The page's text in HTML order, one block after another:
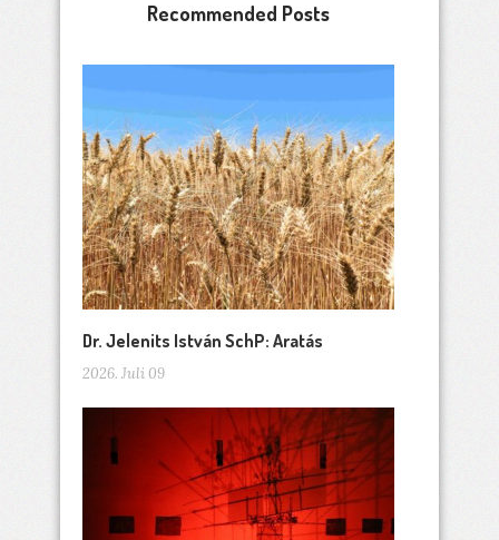
Recommended Posts
Dr. Jelenits István SchP: Aratás
2026. Juli 09